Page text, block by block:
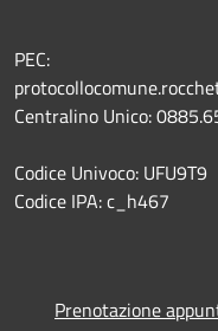
PEC:
Centralino Unico:
Codice Univoco: UFU9T9
Codice IPA: c_h467
Prenotazione